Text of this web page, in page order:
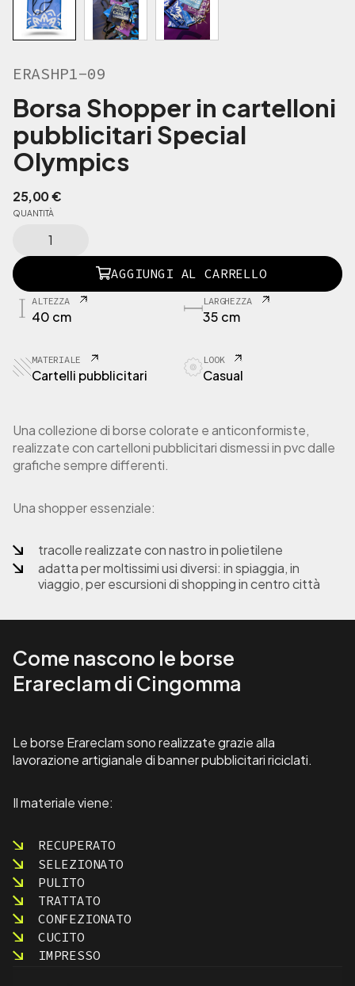
ERASHP1-09
Borsa Shopper in cartelloni
pubblicitari Special
Olympics
25,00€
QUANTITÀ
A
S
H
0
9
s
a
S
o
p
e
r
t
e
n
i
p
b
i
c
i
t
a
r
S
AGGIUNGI AL CARRELLO
ALTEZZA
40 cm
LARGHEZZA
35 cm
MATERIALE
Cartelli pubblicitari
LOOK
Casual
Una collezione di borse colorate e anticonformiste,
realizzate con cartelloni pubblicitari dismessi in pvc dalle
grafiche sempre differenti.
Una shopper essenziale:
tracolle realizzate con nastro in polietilene
adatta per moltissimi usi diversi: in spiaggia, in
viaggio, per escursioni di shopping in centro città
Come nascono le borse
Erareclam di Cingomma
Le borse Erareclam sono realizzate grazie alla
lavorazione artigianale di banner pubblicitari riciclati.
Il materiale viene:
RECUPERATO
SELEZIONATO
PULITO
TRATTATO
CONFEZIONATO
CUCITO
IMPRESSO